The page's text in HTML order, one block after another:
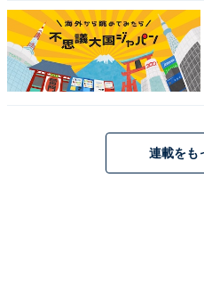
いていました。しかし不祥
に会うと、歯切れの悪さば
され、遂には精神的に追い
同時期にライバルC社でも
連載をも